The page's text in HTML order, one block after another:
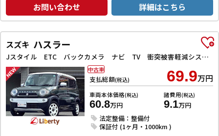
お問い合わせ 詳細はこちら
スズキ ハスラー
Jスタイル ETC バックカメラ ナビ TV 衝突被害軽減システム オートライト スマートキー アイドリングストップ 電動格納ミラー シートヒーター ベンチシート CVT ESC CD DVD再生
支払総額(税込) 69.9万円
車両本体価格(税込)
60.8万円
諸費用(税込)
9.1万円
法定整備：整備付
保証付 (1ヶ月・1000km )
中古車